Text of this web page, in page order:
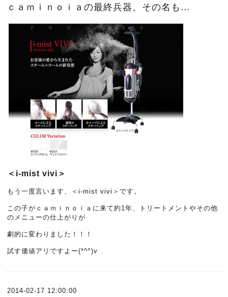
ｃａｍｉｎｏｉａの最終兵器、その名も…
＜i-mist vivi＞
もう一度言います、＜i-mist vivi＞です。
この子がｃａｍｉｎｏｉａに来て約1年、トリートメントやその他
のメニューの仕上がりが
劇的に変わりました！！！
試す価値アリですよー(*^^)v
2014-02-17 12:00:00